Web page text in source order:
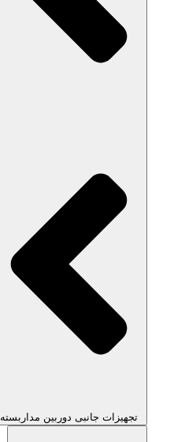
تجهیزات جانبی دوربین مداربسته